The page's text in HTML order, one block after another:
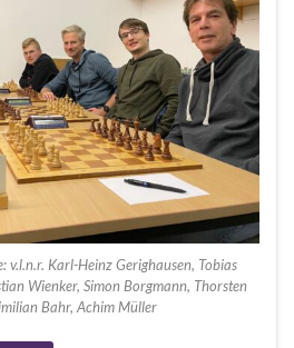
v.l.n.r. Karl-Heinz Gerighausen, Tobias
Wienker, Simon Borgmann, Thorsten
Bahr, Achim Müller